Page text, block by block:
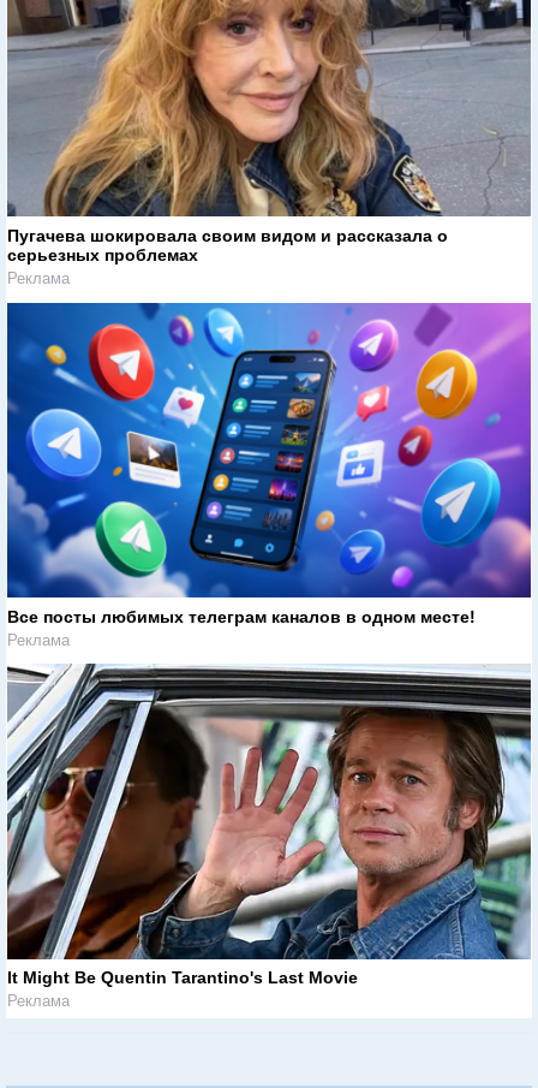
Пугачева шокировала своим видом и рассказала о
серьезных проблемах
Реклама
Все посты любимых телеграм каналов в одном месте!
Реклама
It Might Be Quentin Tarantino's Last Movie
Реклама